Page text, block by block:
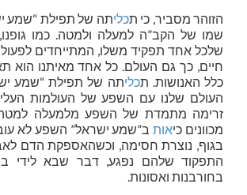
הזוהר מסביר, כי תכליתה של תפילת “שמע
שמו של הקב”ה למעלה ולמטה. כמו
שלכל אחד תפקיד משלו, המתייחדים
חיים, כך גם העולם. כל אחד מאיתנו
כלל האנושות. תכליתה של תפילת “שמע
העולם שלנו עם השפע של העולמות
זרימה מתמדת של השפע מלמעלה
מכוונים כיאותב”שמע ישראל” השפע לא
בגוף, נוצרת חסימה, וכשהאספקת הדם
התפקוד שלהם נפגע, דבר שבא לידי
בחורבנות ואסונות.